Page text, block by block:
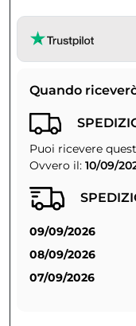
Quando
Puoi ricevere
Ovvero il: 10/09/
09/09/2026
08/09/2026
07/09/2026